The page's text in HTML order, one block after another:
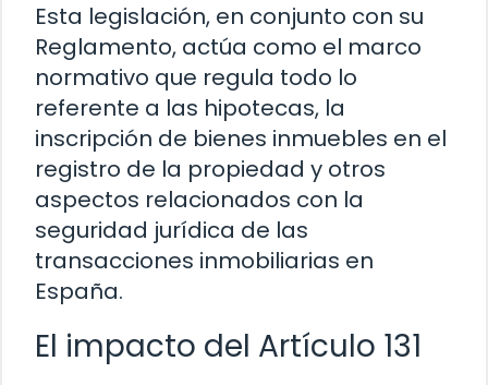
Esta legislación, en conjunto con su
Reglamento, actúa como el marco
normativo que regula todo lo
referente a las hipotecas, la
inscripción de bienes inmuebles en el
registro de la propiedad y otros
aspectos relacionados con la
seguridad jurídica de las
transacciones inmobiliarias en
España.
El impacto del Artículo 131